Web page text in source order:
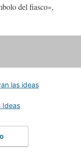
del fiasco»,
las ideas
Ideas